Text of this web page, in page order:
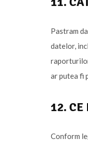
Pastram
datelor,
ar putea fi
12. CE
Conform